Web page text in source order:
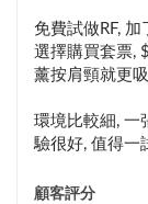
免費試做RF,
選擇購買套票,
薰按肩頸就更
環境比較細, 一
驗很好, 值得一
顧客評分